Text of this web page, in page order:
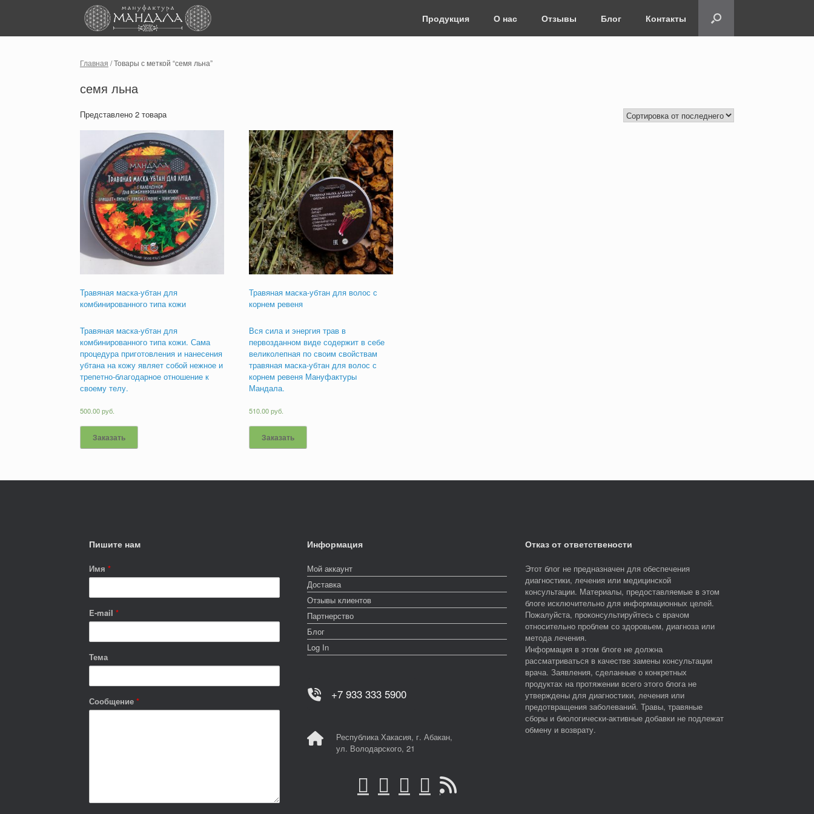
Продукция О нас Отзывы Блог Контакты
Главная / Товары с меткой “семя льна”
семя льна
Представлено 2 товара
Травяная маска-убтан для
комбинированного типа кожи
Травяная маска-убтан для
комбинированного типа кожи. Сама
процедура приготовления и нанесения
убтана на кожу являет собой нежное и
трепетно-благодарное отношение к
своему телу.
500.00руб.
Заказать
Травяная маска-убтан для волос с
корнем ревеня
Вся сила и энергия трав в
первозданном виде содержит в себе
великолепная по своим свойствам
травяная маска-убтан для волос с
корнем ревеня Мануфактуры
Мандала.
510.00руб.
Заказать
Пишите нам
Имя *
E-mail *
Тема
Сообщение *
Информация
Мой аккаунт
Доставка
Отзывы клиентов
Партнерство
Блог
Log In
+7 933 333 5900
Республика Хакасия, г. Абакан,
ул. Володарского, 21
Отказ от ответствености
Этот блог не предназначен для обеспечения
диагностики, лечения или медицинской
консультации. Материалы, предоставляемые в этом
блоге исключительно для информационных целей.
Пожалуйста, проконсультируйтесь с врачом
относительно проблем со здоровьем, диагноза или
метода лечения.
Информация в этом блоге не должна
рассматриваться в качестве замены консультации
врача. Заявления, сделанные о конкретных
продуктах на протяжении всего этого блога не
утверждены для диагностики, лечения или
предотвращения заболеваний. Травы, травяные
сборы и биологически-активные добавки не подлежат
обмену и возврату.